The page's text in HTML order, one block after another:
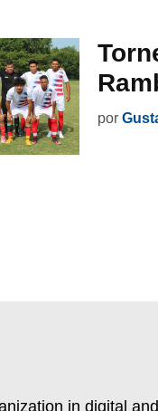
por
in digital